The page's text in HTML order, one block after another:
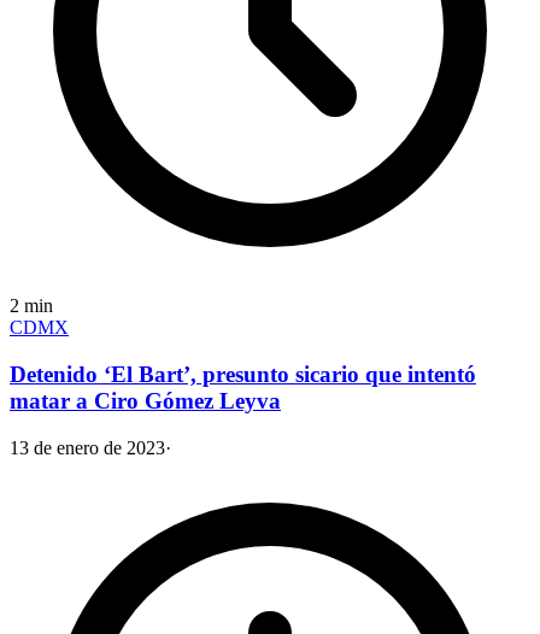
2 min
CDMX
Detenido ‘El Bart’, presunto sicario que intentó
matar a Ciro Gómez Leyva
13 de enero de 2023·